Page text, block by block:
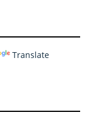
Translate